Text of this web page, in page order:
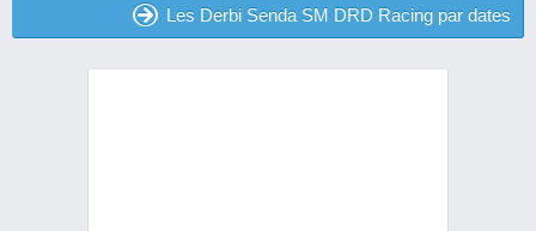
Les Derbi Senda SM DRD Racing par dates